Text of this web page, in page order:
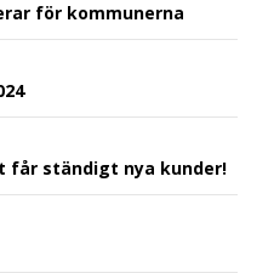
för kommunerna
får ständigt nya kunder!